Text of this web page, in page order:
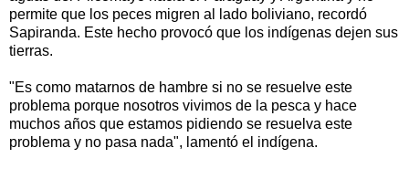
permite que los peces migren al lado boliviano, recordó
Sapiranda. Este hecho provocó que los indígenas dejen sus
tierras.
"Es como matarnos de hambre si no se resuelve este
problema porque nosotros vivimos de la pesca y hace
muchos años que estamos pidiendo se resuelva este
problema y no pasa nada", lamentó el indígena.